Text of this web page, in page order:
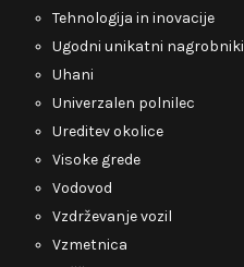
Tehnologija in inovacije
Ugodni unikatni nagrobniki
Uhani
Univerzalen polnilec
Ureditev okolice
Visoke grede
Vodovod
Vzdrževanje vozil
Vzmetnica